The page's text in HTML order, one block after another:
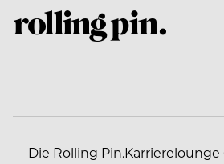
Die Rolling Pin.Karrierelounge